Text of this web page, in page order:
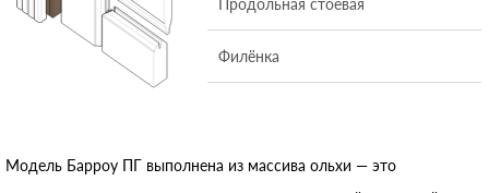
Филёнка
Модель Барроу ПГ выполнена из массива ольхи — это